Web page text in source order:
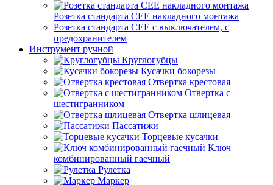
Розетка стандарта СЕЕ накладного монтажа
Розетка стандарта СЕЕ с выключателем, с
предохранителем
Инструмент ручной
Круглогубцы
Кусачки бокорезы
Отвертка крестовая
Отвертка с
шестигранником
Отвертка шлицевая
Пассатижи
Торцевые кусачки
Ключ
комбинированный гаечный
Рулетка
Маркер